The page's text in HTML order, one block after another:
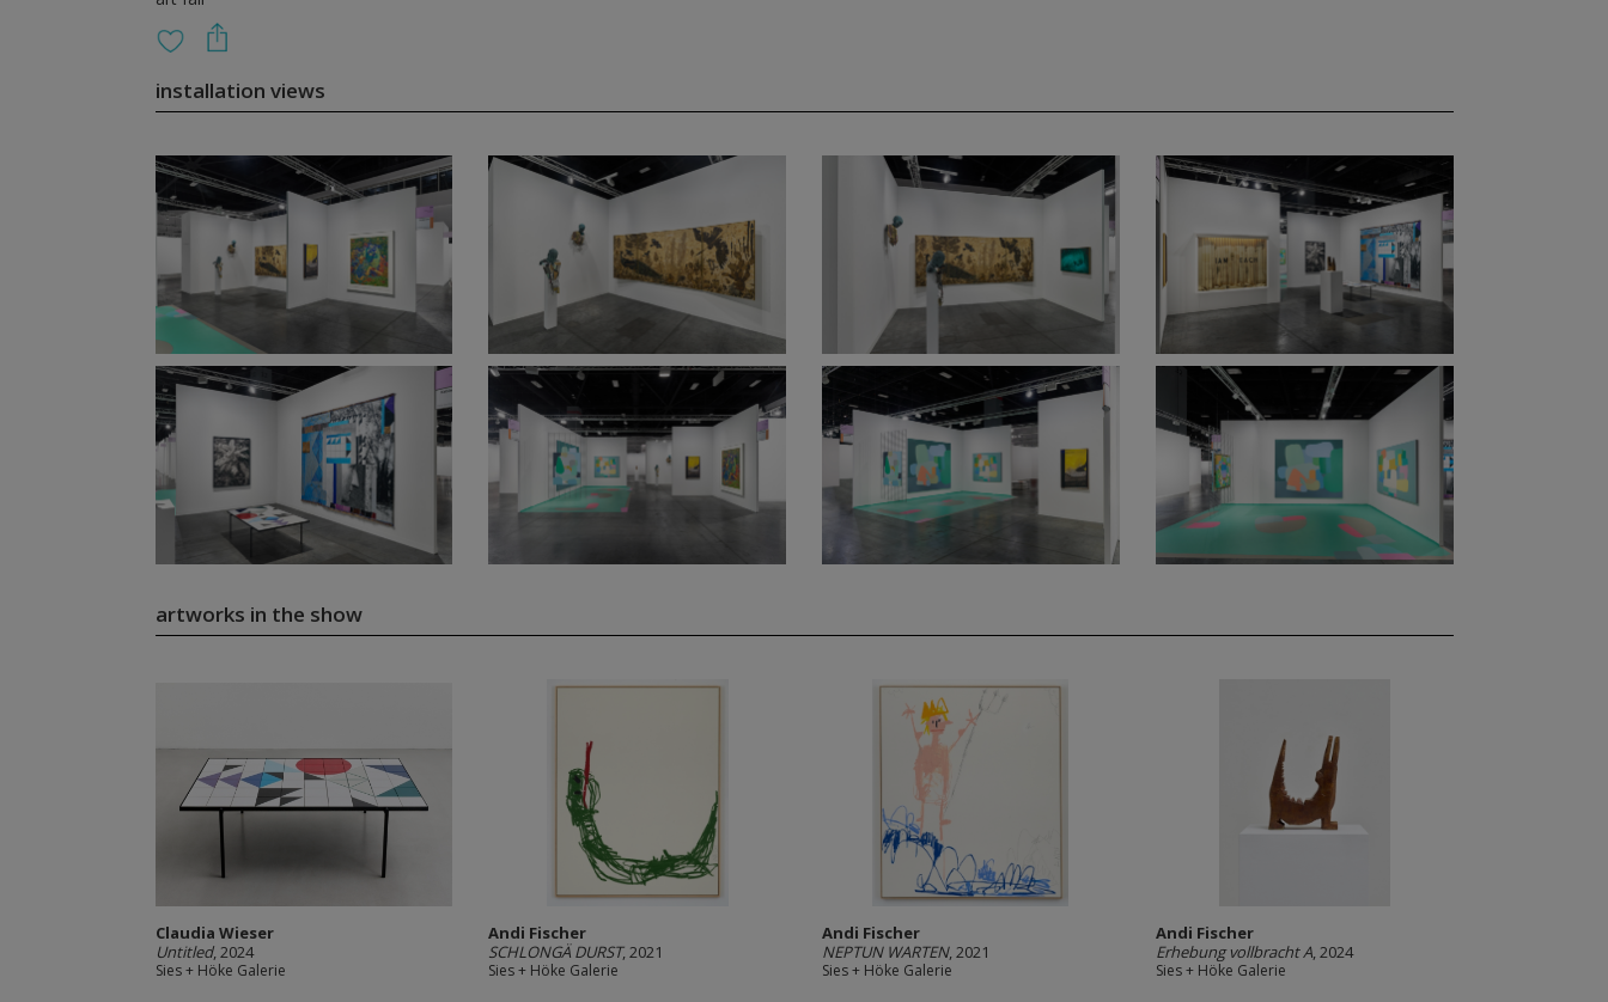
installation views
artworks in the show
Claudia Wieser
Untitled, 2024
Sies + Höke Galerie
Andi Fischer
SCHLONGÄ DURST, 2021
Sies + Höke Galerie
Andi Fischer
NEPTUN WARTEN, 2021
Sies + Höke Galerie
Andi Fischer
Erhebung vollbracht A, 2024
Sies + Höke Galerie